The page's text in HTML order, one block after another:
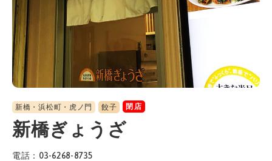
新橋・浜松町・虎ノ門 餃子 閉店
新橋ぎょうざ
電話：03-6268-8735